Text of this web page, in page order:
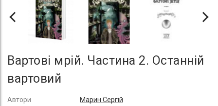
Вартові мрій. Частина 2. Останній
вартовий
Автори Марин Сергій